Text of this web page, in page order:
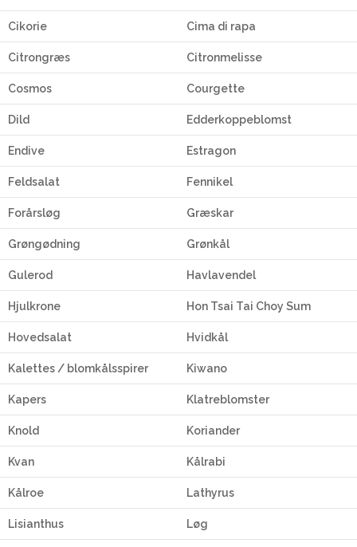
Cikorie Cima di rapa
Citrongræs Citronmelisse
Cosmos Courgette
Dild Edderkoppeblomst
Endive Estragon
Feldsalat Fennikel
Forårsløg Græskar
Grøngødning Grønkål
Gulerod Havlavendel
Hjulkrone Hon Tsai Tai Choy Sum
Hovedsalat Hvidkål
Kalettes / blomkålsspirer Kiwano
Kapers Klatreblomster
Knold Koriander
Kvan Kålrabi
Kålroe Lathyrus
Lisianthus Løg